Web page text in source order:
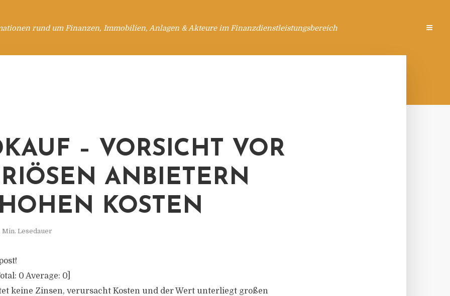
rund um Finanzen, Immobilien, Anlagen & Akteure im Finanzdienstleistungsbereich
– VORSICHT VOR
ANBIETERN
KOSTEN
Min. Lesedauer
0 Average: 0
keine Zinsen, verursacht Kosten und der Wert unterliegt großen